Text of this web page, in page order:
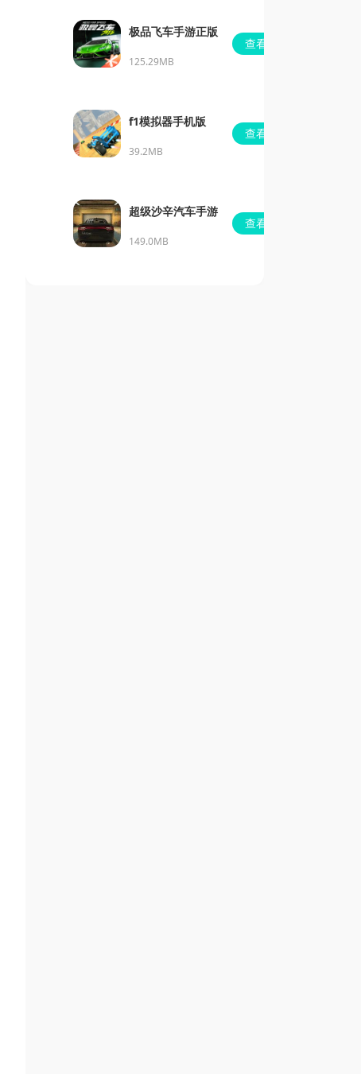
极品飞车手游正版
125.29MB
查看
f1模拟器手机版
39.2MB
查看
超级沙辛汽车手游
149.0MB
查看